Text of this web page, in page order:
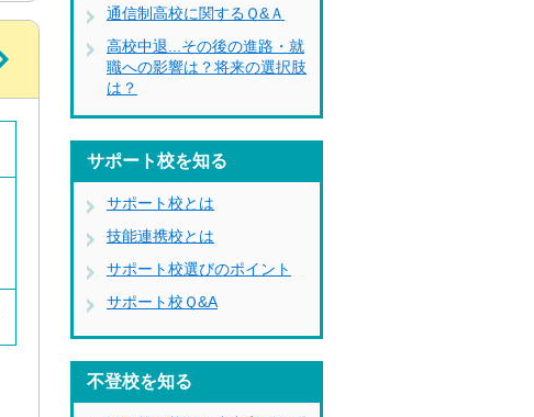
通信制高校に関するＱ&Ａ
高校中退...その後の進路・就
職への影響は？将来の選択肢
は？
サポート校を知る
サポート校とは
技能連携校とは
サポート校選びのポイント
サポート校Ｑ&A
不登校を知る